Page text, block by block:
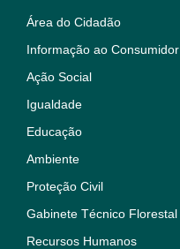
Área do Cidadão
Informação ao Consumidor
Ação Social
Igualdade
Educação
Ambiente
Proteção Civil
Gabinete Técnico Florestal
Recursos Humanos